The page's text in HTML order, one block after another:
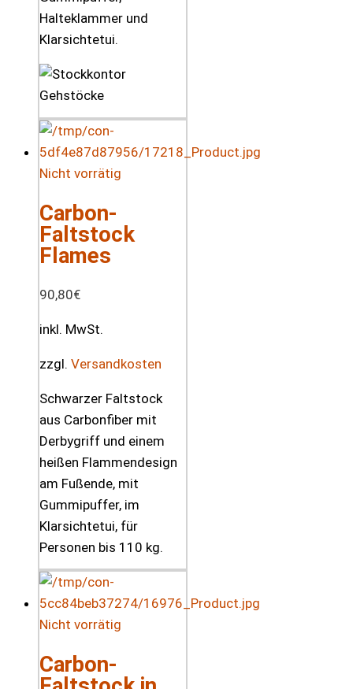
Halteklammer und
Klarsichtetui.
Nicht vorrätig
Carbon-
Faltstock
Flames
90,80€
inkl. MwSt.
zzgl. Versandkosten
Schwarzer Faltstock
aus Carbonfiber mit
Derbygriff und einem
heißen Flammendesign
am Fußende, mit
Gummipuffer, im
Klarsichtetui, für
Personen bis 110 kg.
Nicht vorrätig
Carbon-